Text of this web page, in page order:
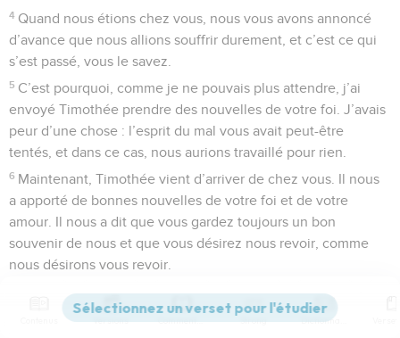
4 Quand nous étions chez vous, nous vous avons annoncé
d’avance que nous allions souffrir durement, et c’est ce qui
s’est passé, vous le savez.
5 C’est pourquoi, comme je ne pouvais plus attendre, j’ai
envoyé Timothée prendre des nouvelles de votre foi. J’avais
peur d’une chose : l’esprit du mal vous avait peut-être
tentés, et dans ce cas, nous aurions travaillé pour rien.
6 Maintenant, Timothée vient d’arriver de chez vous. Il nous
a apporté de bonnes nouvelles de votre foi et de votre
amour. Il nous a dit que vous gardez toujours un bon
souvenir de nous et que vous désirez nous revoir, comme
nous désirons vous revoir.
Alors, frères et sœurs, au milieu de tous nos malheurs et de
nos souffrances, votre foi nous a encouragés.
Versions Commentaires Strong